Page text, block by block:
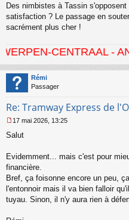
e
s
s
e
o
n
Des nimbistes à Tassin
satisfaction ? Le passage en
sacrément plus cher !
CENTRAAL -
Rémi
Passager
Re: Tramway Express de
e
s
g
e
n
o
l
17 mai 2026, 13:25
Salut
Evidemment... mais c'est pour
financière.
Bref, ça foisonne encore un peu,
l'entonnoir mais il va bien falloir
tuyau. Sinon, il n'y aura rien à